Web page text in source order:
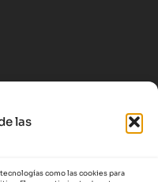
las
como las cookies para